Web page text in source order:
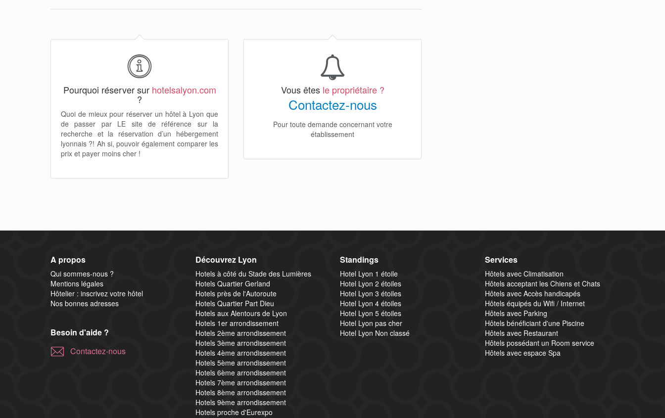
Pourquoi réserver sur hotelsalyon.com
?
Quoi de mieux pour réserver un hôtel à Lyon que
de passer par LE site de référence sur la
recherche et la réservation d’un hébergement
lyonnais ?! Ah si, pouvoir également comparer les
prix et payer moins cher !
Vous êtes le propriétaire ?
Contactez-nous
Pour toute demande concernant votre
établissement
A propos
Qui sommes-nous ?
Mentions légales
Hôtelier : inscrivez votre hôtel
Nos bonnes adresses
Besoin d'aide ?
Contactez-nous
Découvrez Lyon
Hotels à côté du Stade des Lumières
Hotels Quartier Gerland
Hotels près de l'Autoroute
Hotels Quartier Part Dieu
Hotels aux Alentours de Lyon
Hotels 1er arrondissement
Hotels 2ème arrondissement
Hotels 3ème arrondissement
Hotels 4ème arrondissement
Hotels 5ème arrondissement
Hotels 6ème arrondissement
Hotels 7ème arrondissement
Hotels 8ème arrondissement
Hotels 9ème arrondissement
Hotels proche d'Eurexpo
Standings
Hotel Lyon 1 étoile
Hotel Lyon 2 étoiles
Hotel Lyon 3 étoiles
Hotel Lyon 4 étoiles
Hotel Lyon 5 étoiles
Hotel Lyon pas cher
Hotel Lyon Non classé
Services
Hôtels avec Climatisation
Hôtels acceptant les Chiens et Chats
Hôtels avec Accès handicapés
Hôtels équipés du Wifi / Internet
Hôtels avec Parking
Hôtels bénéficiant d'une Piscine
Hôtels avec Restaurant
Hôtels possédant un Room service
Hôtels avec espace Spa